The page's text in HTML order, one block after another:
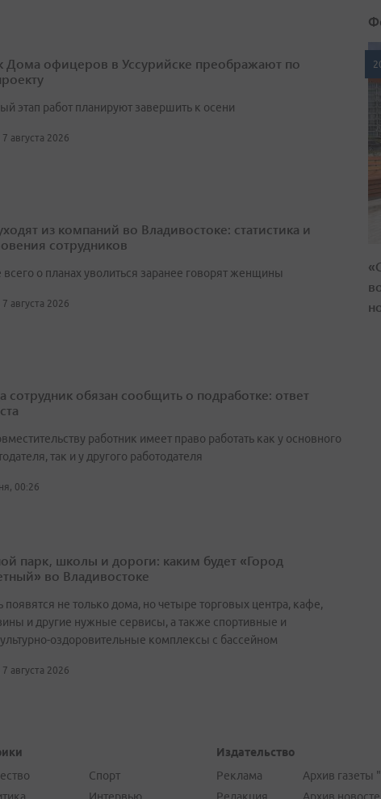
Дома офицеров в Уссурийске преображают по
этап работ планируют завершить к осени
августа 2026
из компаний во Владивостоке: статистика и
сотрудников
о планах уволиться заранее говорят женщины
августа 2026
сотрудник обязан сообщить о подработке: ответ
работник имеет право работать как у основного
так и у другого работодателя
00:26
парк, школы и дороги: каким будет «Город
во Владивостоке
появятся не только дома, но четыре торговых центра, кафе,
и другие нужные сервисы, а также спортивные и
оздоровительные комплексы с бассейном
августа 2026
Спорт
Издательство
Реклама
Архив газеты